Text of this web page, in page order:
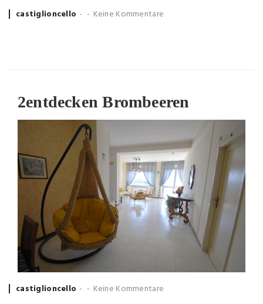
Posted
castiglioncello Keine Kommentare
2entdecken Brombeeren
Posted
castiglioncello Keine Kommentare